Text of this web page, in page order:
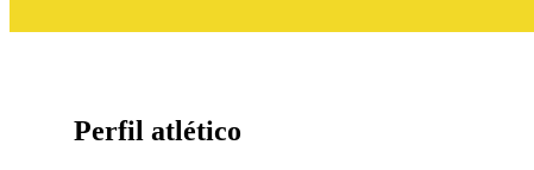
Perfil atlético